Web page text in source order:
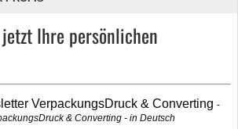
Ihre persönlichen
VerpackungsDruck & Converting
& Converting - in Deutsch